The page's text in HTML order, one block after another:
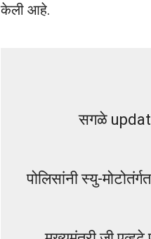
केली आहे.
सगळे
पोलिसांनी स्यु-